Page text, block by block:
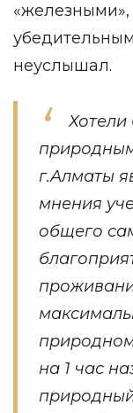
неуслышал.
Хотели
г.Алматы
мнения
общего
на 1 час